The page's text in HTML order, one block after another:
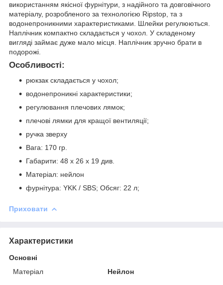
використанням якісної фурнітури, з надійного та довговічного
матеріалу, розробленого за технологією Ripstop, та з
водонепроникними характеристиками. Шлейки регулюються.
Наплічник компактно складається у чохол. У складеному
вигляді займає дуже мало місця. Наплічник зручно брати в
подорожі.
Особливості:
рюкзак складається у чохол;
водонепроникні характеристики;
регулювання плечових лямок;
плечові лямки для кращої вентиляції;
ручка зверху
Вага: 170 гр.
Габарити: 48 х 26 х 19 див.
Матеріал: нейлон
фурнітура: YKK / SBS; Обсяг: 22 л;
Приховати
Характеристики
Основні
Матеріал
Нейлон